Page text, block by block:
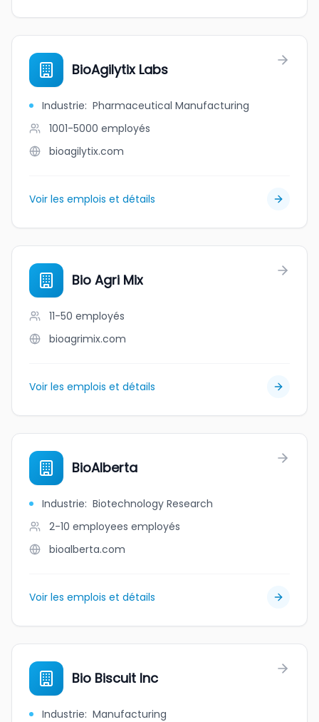
BioAgilytix Labs
Industrie: Pharmaceutical Manufacturing
1001-5000 employés
bioagilytix.com
Voir les emplois et détails
Bio Agri Mix
11-50 employés
bioagrimix.com
Voir les emplois et détails
BioAlberta
Industrie: Biotechnology Research
2-10 employees employés
bioalberta.com
Voir les emplois et détails
Bio Biscuit Inc
Industrie: Manufacturing